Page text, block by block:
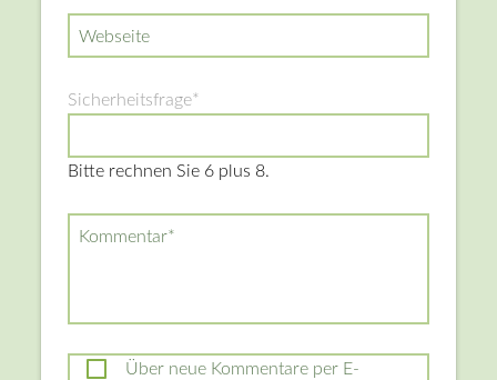
Webseite
Pflichtfeld
Sicherheitsfrage*
Bitte rechnen Sie 6 plus 8.
Pflichtfeld
Kommentar*
Über neue Kommentare per E-